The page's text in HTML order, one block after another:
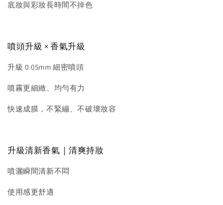
底妝與彩妝長時間不掉色
噴頭升級 × 香氣升級
升級 0.05mm 細密噴頭
噴霧更細緻、均勻有力
快速成膜，不緊繃、不破壞妝容
升級清新香氣｜清爽持妝
噴灑瞬間清新不悶
使用感更舒適